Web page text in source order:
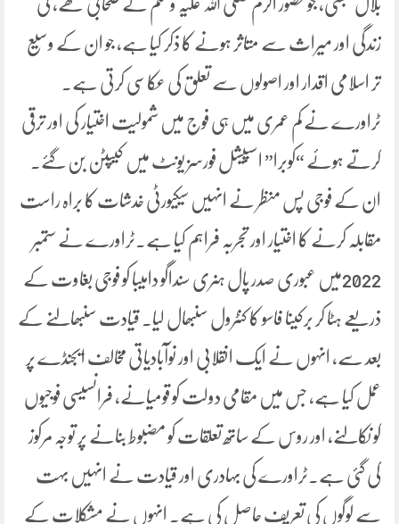
بلال حبشی، جو حضور اکرم صلی اللہ علیہ وسلم کے صحابی تھے، کی
زندگی اور میراث سے متاثر ہونے کا ذکر کیا ہے، جو ان کے وسیع
تر اسلامی اقدار اور اصولوں سے تعلق کی عکاسی کرتی ہے۔
ٹراورے نے کم عمری میں ہی فوج میں شمولیت اختیار کی اور ترقی
کرتے ہوئے “کوبرا” اسپیشل فورسز یونٹ میں کیپٹن بن گئے۔
ان کے فوجی پس منظر نے انہیں سیکیورٹی خدشات کا براہ راست
مقابلہ کرنے کا اختیار اور تجربہ فراہم کیا ہے۔ٹراورے نے ستمبر
2022میں عبوری صدر پال ہنری سنداگو دامیبا کو فوجی بغاوت کے
ذریعے ہٹا کر برکینا فاسو کا کنٹرول سنبھال لیا۔ قیادت سنبھالنے کے
بعد سے، انہوں نے ایک انقلابی اور نوآبادیاتی مخالف ایجنڈے پر
عمل کیا ہے، جس میں مقامی دولت کو قومیانے، فرانسیسی فوجیوں
کو نکالنے، اور روس کے ساتھ تعلقات کو مضبوط بنانے پر توجہ مرکوز
کی گئی ہے۔ٹراورے کی بہادری اور قیادت نے انہیں بہت
سے لوگوں کی تعریف حاصل کی ہے۔ انہوں نے مشکلات کے